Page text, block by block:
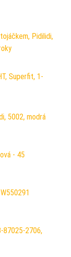
Pidilidi,
Superfit, 1-
5002, modrá
- 45
87025-2706,